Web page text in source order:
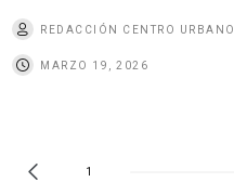
REDACCIÓN CENTRO URBANO
MARZO 19, 2026
1